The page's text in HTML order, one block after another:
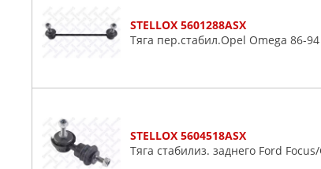
STELLOX 5601288ASX
Тяга пер.стабил.Opel Omega 86-94
STELLOX 5604518ASX
Тяга стабилиз. заднего Ford